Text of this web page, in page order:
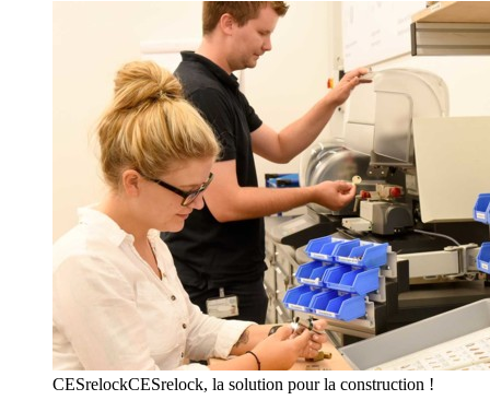
CESrelockCESrelock, la solution pour la construction !